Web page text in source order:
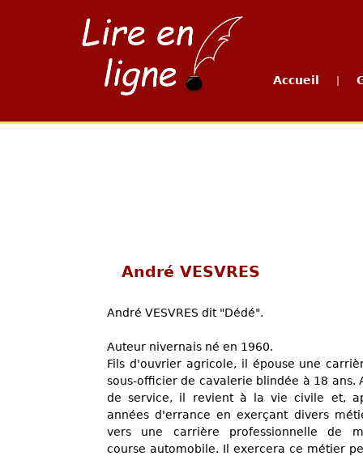
Accueil
André VESVRES
André VESVRES dit "Dédé".
Auteur nivernais né en 1960.
Fils d'ouvrier agricole, il épouse une
sous-officier de cavalerie blindée à 18 ans.
de service, il revient à la vie civile et,
années d'errance en exerçant divers
vers une carrière professionnelle de
course automobile. Il exercera ce métier